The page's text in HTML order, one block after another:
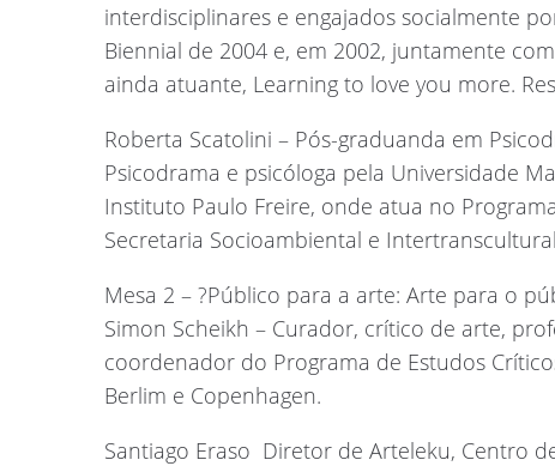
interdisciplinares e engajados socialmente
Biennial de 2004 e, em 2002, juntamente
ainda atuante, Learning to love you more.
Roberta Scatolini – Pós-graduanda em
Psicodrama e psicóloga pela Universidade
Instituto Paulo Freire, onde atua no
Secretaria Socioambiental e
Mesa 2 – ?Público para a arte: Arte para o
Simon Scheikh – Curador, crítico de arte,
coordenador do Programa de Estudos
Berlim e Copenhagen.
Santiago Eraso  Diretor de Arteleku, Centro